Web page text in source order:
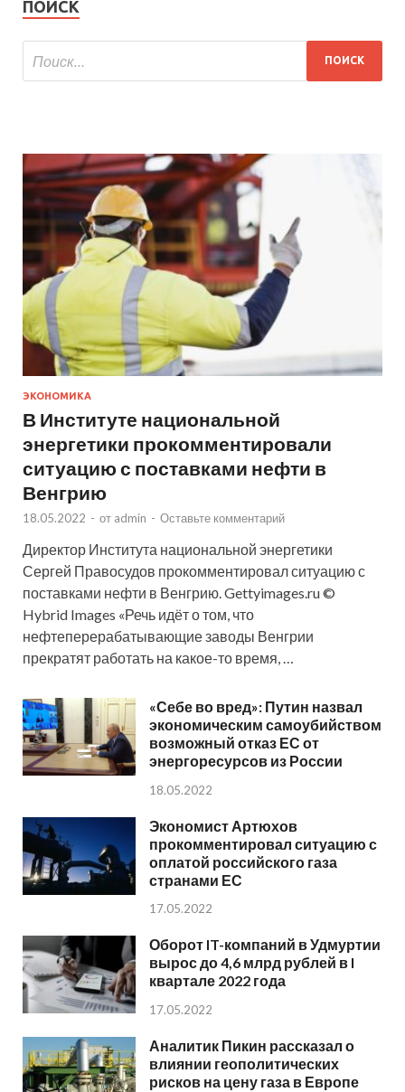
ПОИСК
ЭКОНОМИКА
В Институте национальной
энергетики прокомментировали
ситуацию с поставками нефти в
Венгрию
18.05.2022 - от admin - Оставьте комментарий
Директор Института национальной энергетики
Сергей Правосудов прокомментировал ситуацию с
поставками нефти в Венгрию. Gettyimages.ru ©
Hybrid Images «Речь идёт о том, что
нефтеперерабатывающие заводы Венгрии
прекратят работать на какое-то время, …
«Себе во вред»: Путин назвал
экономическим самоубийством
возможный отказ ЕС от
энергоресурсов из России
18.05.2022
Экономист Артюхов
прокомментировал ситуацию с
оплатой российского газа
странами ЕС
17.05.2022
Оборот IT-компаний в Удмуртии
вырос до 4,6 млрд рублей в I
квартале 2022 года
17.05.2022
Аналитик Пикин рассказал о
влиянии геополитических
рисков на цену газа в Европе